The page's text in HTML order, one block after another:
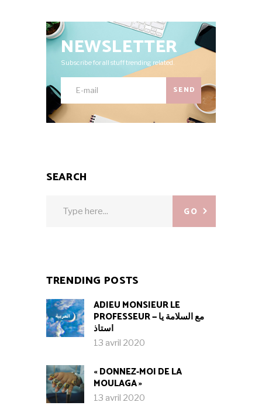
NEWSLETTER
Subscribe for all stuff trending related.
SEND
SEARCH
GO
TRENDING POSTS
ADIEU MONSIEUR LE
PROFESSEUR — مع السلامة يا
استاذ
13 avril 2020
« DONNEZ-MOI DE LA
MOULAGA »
13 avril 2020